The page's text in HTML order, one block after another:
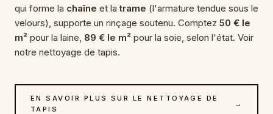
qui forme la chaîne et latrame (l'armature tendue sous le
velours), supporte un rinçage soutenu. Comptez 50 € le
m² pour la laine, 89 € le m² pour la soie, selon l'état. Voir
notre nettoyage de tapis.
EN SAVOIR PLUS SUR LE NETTOYAGE DE
TAPIS
→